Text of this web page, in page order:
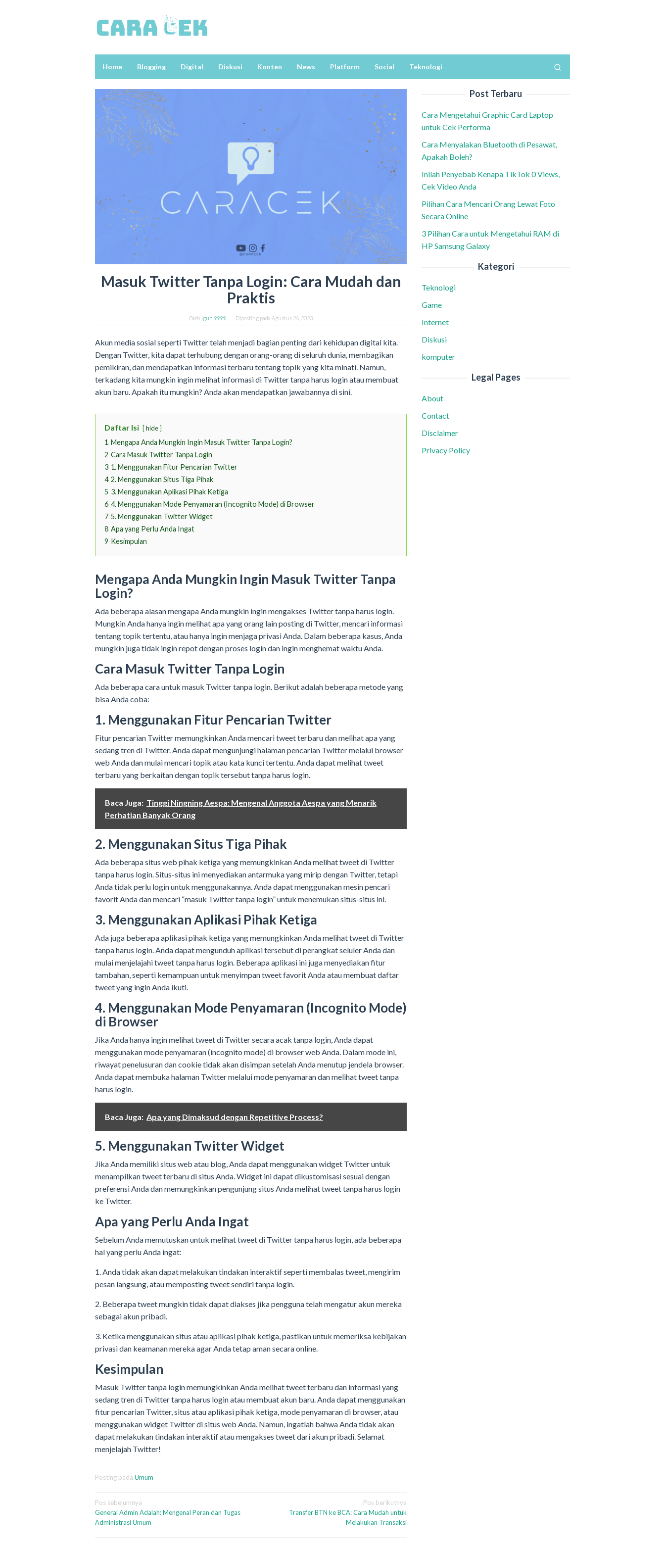
Home Blogging Digital Diskusi Konten News Platform Social Teknologi
Masuk Twitter Tanpa Login: Cara Mudah dan
Praktis
Oleh Igun 9999 Diposting pada Agustus 26, 2023
Akun media sosial seperti Twitter telah menjadi bagian penting dari kehidupan digital kita.
Dengan Twitter, kita dapat terhubung dengan orang-orang di seluruh dunia, membagikan
pemikiran, dan mendapatkan informasi terbaru tentang topik yang kita minati. Namun,
terkadang kita mungkin ingin melihat informasi di Twitter tanpa harus login atau membuat
akun baru. Apakah itu mungkin? Anda akan mendapatkan jawabannya di sini.
Daftar Isi hide
1 Mengapa Anda Mungkin Ingin Masuk Twitter Tanpa Login?
2 Cara Masuk Twitter Tanpa Login
3 1. Menggunakan Fitur Pencarian Twitter
4 2. Menggunakan Situs Tiga Pihak
5 3. Menggunakan Aplikasi Pihak Ketiga
6 4. Menggunakan Mode Penyamaran (Incognito Mode) di Browser
7 5. Menggunakan Twitter Widget
8 Apa yang Perlu Anda Ingat
9 Kesimpulan
Mengapa Anda Mungkin Ingin Masuk Twitter Tanpa
Login?
Ada beberapa alasan mengapa Anda mungkin ingin mengakses Twitter tanpa harus login.
Mungkin Anda hanya ingin melihat apa yang orang lain posting di Twitter, mencari informasi
tentang topik tertentu, atau hanya ingin menjaga privasi Anda. Dalam beberapa kasus, Anda
mungkin juga tidak ingin repot dengan proses login dan ingin menghemat waktu Anda.
Cara Masuk Twitter Tanpa Login
Ada beberapa cara untuk masuk Twitter tanpa login. Berikut adalah beberapa metode yang
bisa Anda coba:
1. Menggunakan Fitur Pencarian Twitter
Fitur pencarian Twitter memungkinkan Anda mencari tweet terbaru dan melihat apa yang
sedang tren di Twitter. Anda dapat mengunjungi halaman pencarian Twitter melalui browser
web Anda dan mulai mencari topik atau kata kunci tertentu. Anda dapat melihat tweet
terbaru yang berkaitan dengan topik tersebut tanpa harus login.
Baca Juga: Tinggi Ningning Aespa: Mengenal Anggota Aespa yang Menarik
Perhatian Banyak Orang
2. Menggunakan Situs Tiga Pihak
Ada beberapa situs web pihak ketiga yang memungkinkan Anda melihat tweet di Twitter
tanpa harus login. Situs-situs ini menyediakan antarmuka yang mirip dengan Twitter, tetapi
Anda tidak perlu login untuk menggunakannya. Anda dapat menggunakan mesin pencari
favorit Anda dan mencari “masuk Twitter tanpa login” untuk menemukan situs-situs ini.
3. Menggunakan Aplikasi Pihak Ketiga
Ada juga beberapa aplikasi pihak ketiga yang memungkinkan Anda melihat tweet di Twitter
tanpa harus login. Anda dapat mengunduh aplikasi tersebut di perangkat seluler Anda dan
mulai menjelajahi tweet tanpa harus login. Beberapa aplikasi ini juga menyediakan fitur
tambahan, seperti kemampuan untuk menyimpan tweet favorit Anda atau membuat daftar
tweet yang ingin Anda ikuti.
4. Menggunakan Mode Penyamaran (Incognito Mode)
di Browser
Jika Anda hanya ingin melihat tweet di Twitter secara acak tanpa login, Anda dapat
menggunakan mode penyamaran (incognito mode) di browser web Anda. Dalam mode ini,
riwayat penelusuran dan cookie tidak akan disimpan setelah Anda menutup jendela browser.
Anda dapat membuka halaman Twitter melalui mode penyamaran dan melihat tweet tanpa
harus login.
Baca Juga: Apa yang Dimaksud dengan Repetitive Process?
5. Menggunakan Twitter Widget
Jika Anda memiliki situs web atau blog, Anda dapat menggunakan widget Twitter untuk
menampilkan tweet terbaru di situs Anda. Widget ini dapat dikustomisasi sesuai dengan
preferensi Anda dan memungkinkan pengunjung situs Anda melihat tweet tanpa harus login
ke Twitter.
Apa yang Perlu Anda Ingat
Sebelum Anda memutuskan untuk melihat tweet di Twitter tanpa harus login, ada beberapa
hal yang perlu Anda ingat:
1. Anda tidak akan dapat melakukan tindakan interaktif seperti membalas tweet, mengirim
pesan langsung, atau memposting tweet sendiri tanpa login.
2. Beberapa tweet mungkin tidak dapat diakses jika pengguna telah mengatur akun mereka
sebagai akun pribadi.
3. Ketika menggunakan situs atau aplikasi pihak ketiga, pastikan untuk memeriksa kebijakan
privasi dan keamanan mereka agar Anda tetap aman secara online.
Kesimpulan
Masuk Twitter tanpa login memungkinkan Anda melihat tweet terbaru dan informasi yang
sedang tren di Twitter tanpa harus login atau membuat akun baru. Anda dapat menggunakan
fitur pencarian Twitter, situs atau aplikasi pihak ketiga, mode penyamaran di browser, atau
menggunakan widget Twitter di situs web Anda. Namun, ingatlah bahwa Anda tidak akan
dapat melakukan tindakan interaktif atau mengakses tweet dari akun pribadi. Selamat
menjelajah Twitter!
Posting pada Umum
Navigasi
pos
Pos sebelumnya
General Admin Adalah: Mengenal Peran dan Tugas
Administrasi Umum
Pos berikutnya
Transfer BTN ke BCA: Cara Mudah untuk
Melakukan Transaksi
Post Terbaru
Cara Mengetahui Graphic Card Laptop
untuk Cek Performa
Cara Menyalakan Bluetooth di Pesawat,
Apakah Boleh?
Inilah Penyebab Kenapa TikTok 0 Views,
Cek Video Anda
Pilihan Cara Mencari Orang Lewat Foto
Secara Online
3 Pilihan Cara untuk Mengetahui RAM di
HP Samsung Galaxy
Kategori
Teknologi
Game
Internet
Diskusi
komputer
Legal Pages
About
Contact
Disclaimer
Privacy Policy